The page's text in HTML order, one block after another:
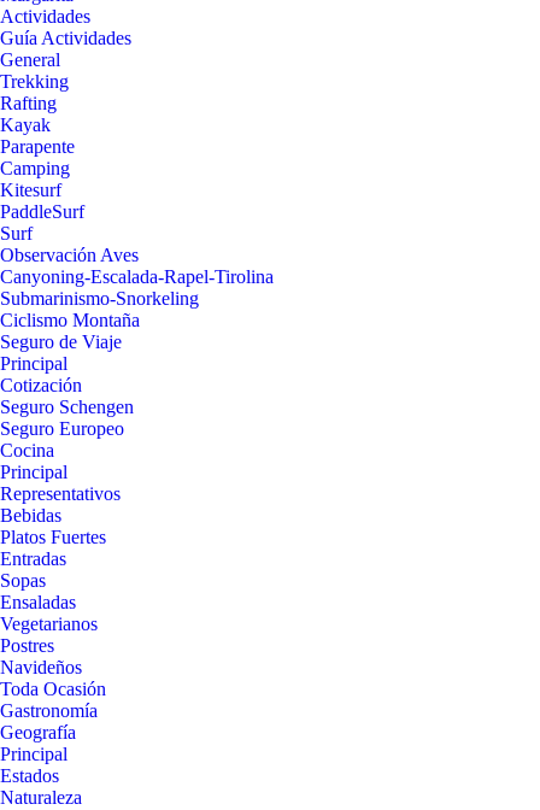
Actividades
Guía Actividades
General
Trekking
Rafting
Kayak
Parapente
Camping
Kitesurf
PaddleSurf
Surf
Observación Aves
Canyoning-Escalada-Rapel-Tirolina
Submarinismo-Snorkeling
Ciclismo Montaña
Seguro de Viaje
Principal
Cotización
Seguro Schengen
Seguro Europeo
Cocina
Principal
Representativos
Bebidas
Platos Fuertes
Entradas
Sopas
Ensaladas
Vegetarianos
Postres
Navideños
Toda Ocasión
Gastronomía
Geografía
Principal
Estados
Naturaleza